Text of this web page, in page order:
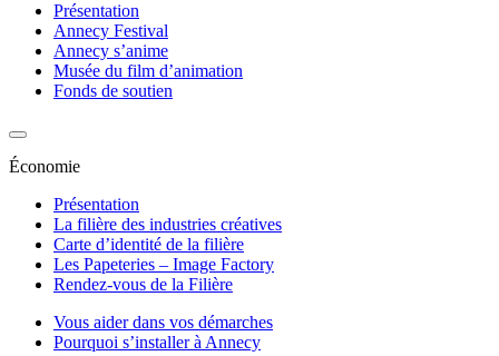
Présentation
Annecy Festival
Annecy s’anime
Musée du film d’animation
Fonds de soutien
Économie
Présentation
La filière des industries créatives
Carte d’identité de la filière
Les Papeteries – Image Factory
Rendez-vous de la Filière
Vous aider dans vos démarches
Pourquoi s’installer à Annecy